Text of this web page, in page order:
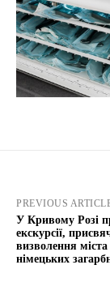
PREVIOUS
У Кривому Розі
екскурсії,
визволення міста
німецьких